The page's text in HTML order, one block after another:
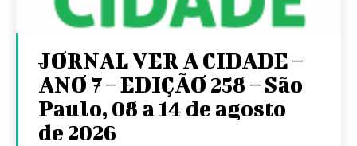
JORNAL VER A CIDADE –
ANO 7 – EDIÇÃO 258 – São
Paulo, 08 a 14 de agosto
de 2026